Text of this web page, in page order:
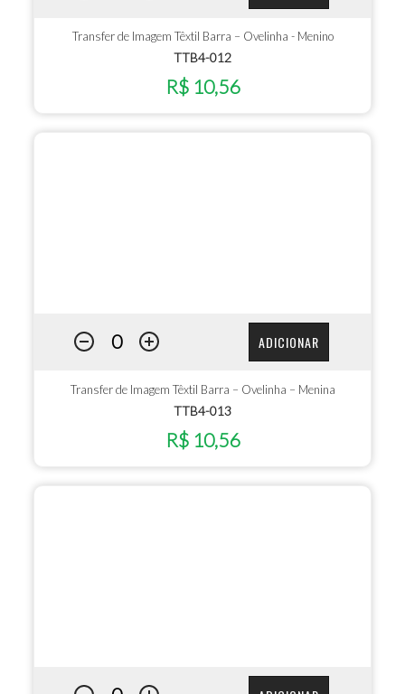
Transfer de Imagem Têxtil Barra – Ovelinha - Menino
TTB4-012
R$ 10,56
ADICIONAR
Transfer de Imagem Têxtil Barra – Ovelinha – Menina
TTB4-013
R$ 10,56